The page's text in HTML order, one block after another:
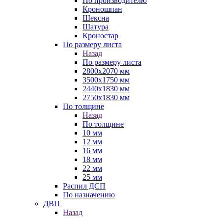
Кроношпан
Шексна
Шатура
Кроностар
По размеру листа
Назад
По размеру листа
2800х2070 мм
3500х1750 мм
2440х1830 мм
2750х1830 мм
По толщине
Назад
По толщине
10 мм
12 мм
16 мм
18 мм
22 мм
25 мм
Распил ДСП
По назначению
ДВП
Назад